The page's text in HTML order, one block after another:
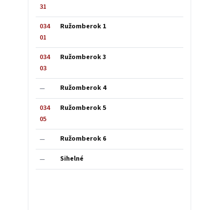
31
034
01
Ružomberok 1
034
03
Ružomberok 3
— Ružomberok 4
034
05
Ružomberok 5
— Ružomberok 6
— Sihelné